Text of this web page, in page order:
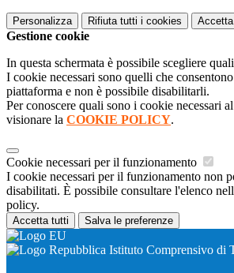
Personalizza Rifiuta tutti i cookies
Gestione cookie
In questa schermata è possibile scegliere
I cookie necessari sono quelli che
piattaforma e non è possibile disabilitarli.
Per conoscere quali sono i cookie necessari
visionare la COOKIE POLICY.
Cookie necessari per il funzionamento
I cookie necessari per il funzionamento non
disabilitati. È possibile consultare l'elenco
policy.
Accetta tutti Salva le preferenze
Istituto Comprensivo di